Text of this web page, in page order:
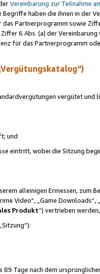
Vereinbarung zur Teilnahme
haben die ihnen in der
Partnerprogramm sowie
6 Abs. (a) der
für das Partnerprogramm
vergütet und
und
eintritt, wobei die Sitzung
alleinigen Ermessen, zum
Video“, „Game Downloads“,
Produkt“) vertrieben
Tage nach dem